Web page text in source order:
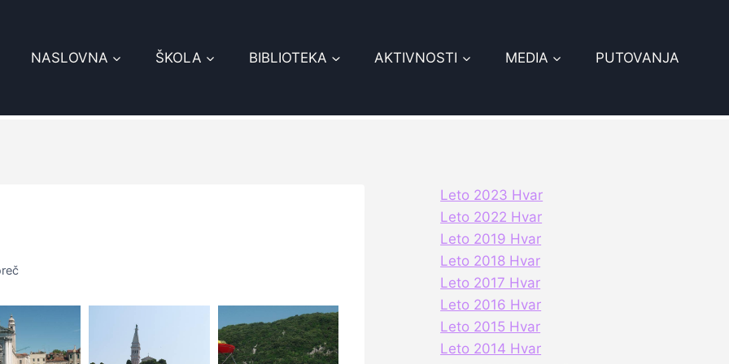
NASLOVNA ŠKOLA BIBLIOTEKA AKTIVNOSTI MEDIA PUTOVANJA
Leto 2023 Hvar
Leto 2022 Hvar
Leto 2019 Hvar
Leto 2018 Hvar
Leto 2017 Hvar
Leto 2016 Hvar
Leto 2015 Hvar
Leto 2014 Hvar